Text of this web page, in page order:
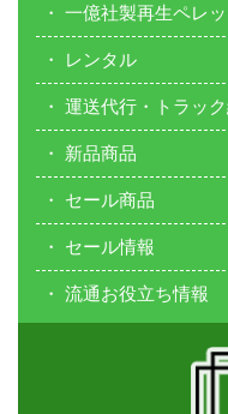
一億社製再生ペレ
レンタル
運送代行・トラッ
新品商品
セール商品
セール情報
流通お役立ち情報